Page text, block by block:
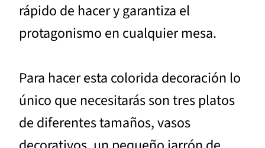
rápido de hacer y garantiza el
protagonismo en cualquier mesa.
Para hacer esta colorida decoración lo
único que necesitarás son tres platos
de diferentes tamaños, vasos